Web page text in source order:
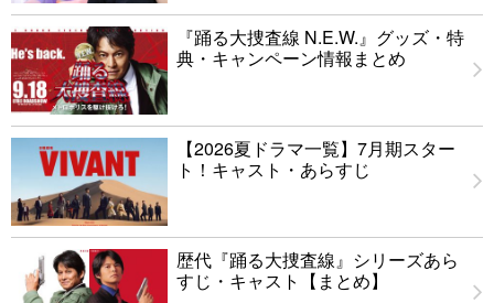
『踊る大捜査線 N.E.W.』グッズ・特
典・キャンペーン情報まとめ
【2026夏ドラマ一覧】7月期スター
ト！キャスト・あらすじ
歴代『踊る大捜査線』シリーズあら
すじ・キャスト【まとめ】